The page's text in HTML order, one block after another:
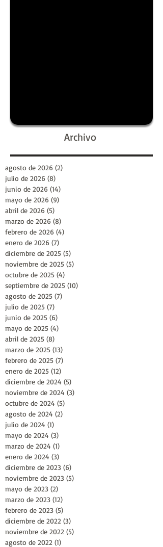
Archivo
agosto de 2026 (2)
julio de 2026 (8)
junio de 2026 (14)
mayo de 2026 (9)
abril de 2026 (5)
marzo de 2026 (8)
febrero de 2026 (4)
enero de 2026 (7)
diciembre de 2025 (5)
noviembre de 2025 (5)
octubre de 2025 (4)
septiembre de 2025 (10)
agosto de 2025 (7)
julio de 2025 (7)
junio de 2025 (6)
mayo de 2025 (4)
abril de 2025 (8)
marzo de 2025 (13)
febrero de 2025 (7)
enero de 2025 (12)
diciembre de 2024 (5)
noviembre de 2024 (3)
octubre de 2024 (5)
agosto de 2024 (2)
julio de 2024 (1)
mayo de 2024 (3)
marzo de 2024 (1)
enero de 2024 (3)
diciembre de 2023 (6)
noviembre de 2023 (5)
mayo de 2023 (2)
marzo de 2023 (12)
febrero de 2023 (5)
diciembre de 2022 (3)
noviembre de 2022 (5)
agosto de 2022 (1)